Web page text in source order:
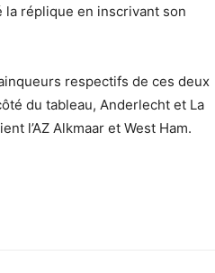
la réplique en inscrivant son
respectifs de ces deux
du tableau, Anderlecht et La
l’AZ Alkmaar et West Ham.